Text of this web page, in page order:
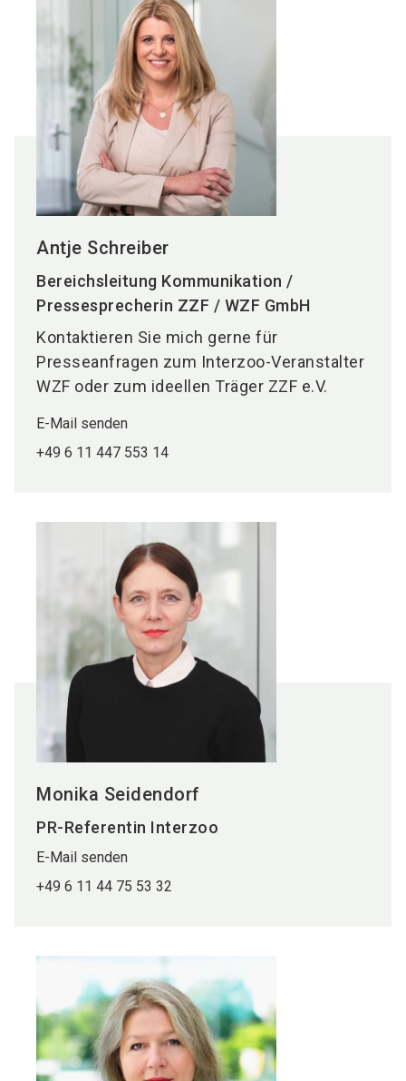
Antje Schreiber
Bereichsleitung Kommunikation /
Pressesprecherin ZZF / WZF GmbH
Kontaktieren Sie mich gerne für
Presseanfragen zum Interzoo-Veranstalter
WZF oder zum ideellen Träger ZZF e.V.
E-Mail senden
+49 6 11 447 553 14
Monika Seidendorf
PR-Referentin Interzoo
E-Mail senden
+49 6 11 44 75 53 32